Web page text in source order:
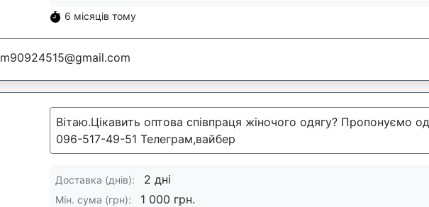
6 місяців тому
m90924515@gmail.com
Вітаю.Цікавить оптова співпраця жіночого одягу? Пропонуємо
096-517-49-51 Телеграм,вайбер
Доставка (днів): 2 дні
Мін. сума (грн): 1 000 грн.